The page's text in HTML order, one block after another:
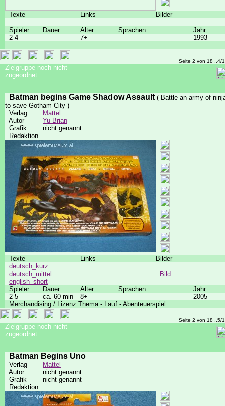
Texte Links
Bilder
...
Spieler
Dauer Alter Sprachen
Jahr
2-4
7+ 1993
Seite 2 von 18 ..4/
Zielgruppe noch nicht
zugeordnet
Batman begins Game Shadow Assault ( Battle an army of
to save Gotham City )
Verlag
Mattel
Autor
Yu Brian
Grafik
nicht genannt
Redaktion
Texte Links
Bilder
deutsch_kurz
deutsch_mittel
english_short
...
Bild
Spieler
Dauer Alter Sprachen
Jahr
2-5
ca. 60 min 8+
2005
Merchandising / Lizenz Thema - Lauf - Abenteuerspiel
Seite 2 von 18 ..5/
Zielgruppe noch nicht
zugeordnet
Batman Begins Uno
Verlag
Mattel
Autor
nicht genannt
Grafik
nicht genannt
Redaktion